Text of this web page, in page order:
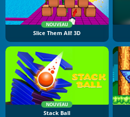
NOUVEAU
Slice Them All! 3D
NOUVEAU
Stack Ball